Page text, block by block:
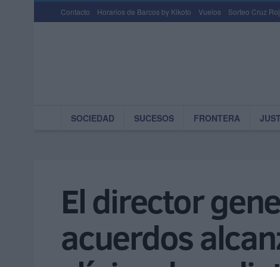
Contacto Horarios de Barcos by Kikoto Vuelos Sorteo Cruz
SOCIEDAD SUCESOS FRONTERA
El director
acuerdos